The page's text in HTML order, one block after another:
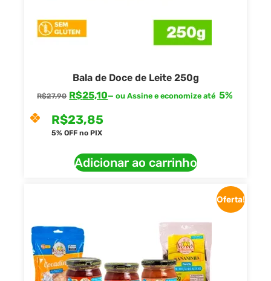
Bala de Doce de Leite 250g
R$27,90 R$25,10— ou Assine e economize até 5%
R$23,85
5% OFF no PIX
Adicionar ao carrinho
Oferta!